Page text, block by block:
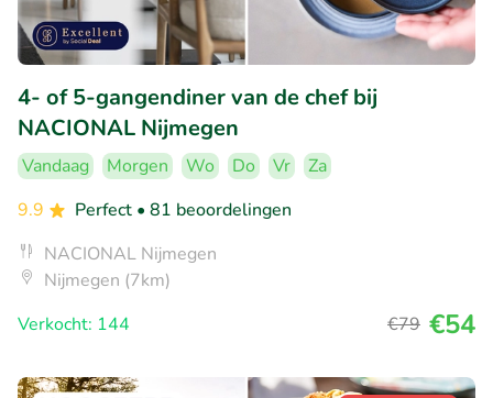
4- of 5-gangendiner van de chef bij
NACIONAL Nijmegen
Vandaag Morgen Wo Do Vr
Za
9.9
Perfect • 81 beoordelingen
NACIONAL Nijmegen
Nijmegen (7km)
Verkocht: 144
€79 €54